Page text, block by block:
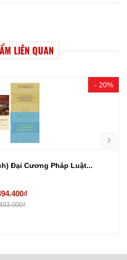
LIÊN QUAN
- 20%
Đại Cương Pháp Luật...